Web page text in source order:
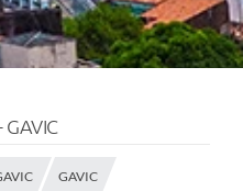
GAVIC